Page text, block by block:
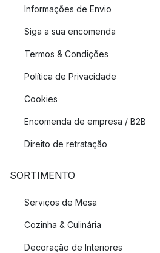
Entre os produtos mais populares da
castiçais Folding Round e Drip e o
Informações de Envio
Siga a sua encomenda
Termos & Condições
Política de Privacidade
Cookies
Encomenda de empresa / B2B
Direito de retratação
SORTIMENTO
Serviços de Mesa
Cozinha & Culinária
Decoração de Interiores